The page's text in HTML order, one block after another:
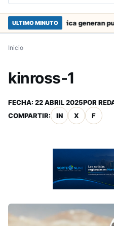
ULTIMO MINUTO Obras de Aguas del Altiplano en Arica generan puestos de trabajo
Inicio
kinross-1
FECHA: 22 ABRIL 2025POR
COMPARTIR:
IN X F